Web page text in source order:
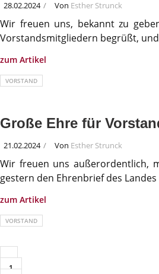
28.02.2024 Von Esther Strunck
Wir freuen uns, bekannt zu
Vorstandsmitgliedern begrüßt,
zum Artikel
VORSTAND
Große Ehre für
21.02.2024 Von Esther Strunck
Wir freuen uns außerordentlich,
gestern den Ehrenbrief des
zum Artikel
VORSTAND
1